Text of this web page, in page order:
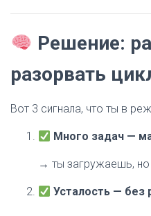
Решение:
разорвать
Вот 3 сигнала, что ты в
Много задач —
→ ты загружаешь,
Усталость — без